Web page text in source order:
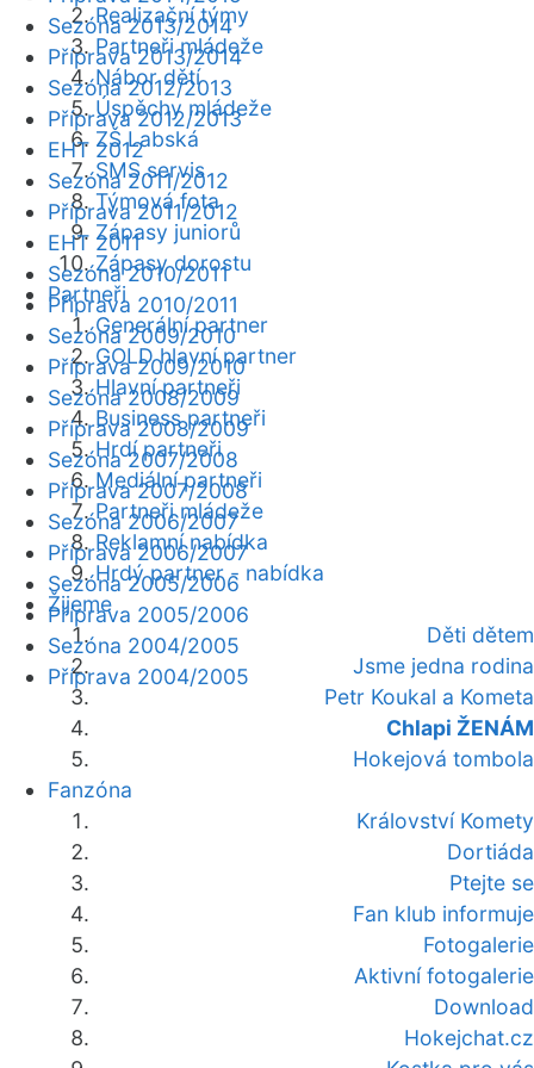
Realizační týmy
Partneři mládeže
Nábor dětí
Úspěchy mládeže
ZŠ Labská
SMS servis
Týmová fota
Zápasy juniorů
Zápasy dorostu
Partneři
Generální partner
GOLD hlavní partner
Hlavní partneři
Business partneři
Hrdí partneři
Mediální partneři
Partneři mládeže
Reklamní nabídka
Hrdý partner - nabídka
Žijeme
Děti dětem
Jsme jedna rodina
Petr Koukal a Kometa
Chlapi ŽENÁM
Hokejová tombola
Fanzóna
Království Komety
Dortiáda
Ptejte se
Fan klub informuje
Fotogalerie
Aktivní fotogalerie
Download
Hokejchat.cz
Sezóna 2013/2014
Příprava 2013/2014
Sezóna 2012/2013
Příprava 2012/2013
EHT 2012
Sezóna 2011/2012
Příprava 2011/2012
EHT 2011
Sezóna 2010/2011
Příprava 2010/2011
Sezóna 2009/2010
Příprava 2009/2010
Sezóna 2008/2009
Příprava 2008/2009
Sezóna 2007/2008
Příprava 2007/2008
Sezóna 2006/2007
Příprava 2006/2007
Sezóna 2005/2006
Příprava 2005/2006
Sezóna 2004/2005
Příprava 2004/2005